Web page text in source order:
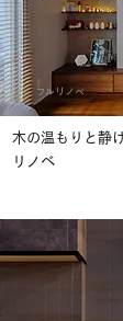
フルリノベ
木の温もりと静
リノベ